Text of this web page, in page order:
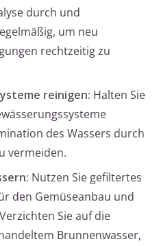
durch und
um neu
rechtzeitig zu
reinigen: Halten Sie
des Wassers durch
vermeiden.
Nutzen Sie gefiltertes
den Gemüseanbau und
Sie auf die
Brunnenwasser,